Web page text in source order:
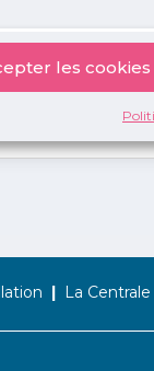
les cookies
La Centrale